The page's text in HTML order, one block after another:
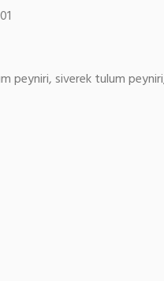
peyniri, siverek tulum peyniri